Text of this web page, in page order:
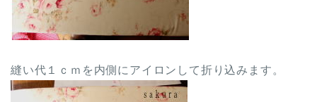
縫い代１ｃｍを内側にアイロンして折り込みます。